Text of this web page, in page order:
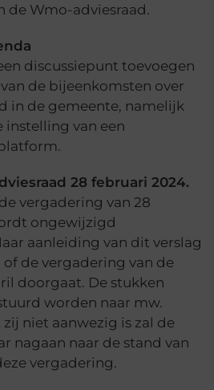
de Wmo-adviesraad.
discussiepunt toevoegen
de bijeenkomsten over
in de gemeente, namelijk
instelling van een
28 februari 2024.
vergadering van 28
ongewijzigd
aanleiding van dit verslag
de vergadering van de
doorgaat. De stukken
worden naar mw.
niet aanwezig is zal de
nagaan naar de stand van
vergadering.